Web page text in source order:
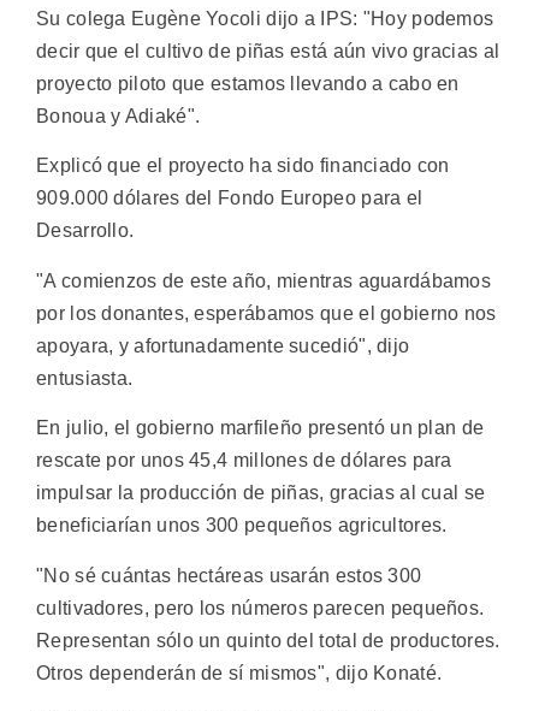
Su colega Eugène Yocoli dijo a IPS: "Hoy podemos
decir que el cultivo de piñas está aún vivo gracias al
proyecto piloto que estamos llevando a cabo en
Bonoua y Adiaké".
Explicó que el proyecto ha sido financiado con
909.000 dólares del Fondo Europeo para el
Desarrollo.
"A comienzos de este año, mientras aguardábamos
por los donantes, esperábamos que el gobierno nos
apoyara, y afortunadamente sucedió", dijo
entusiasta.
En julio, el gobierno marfileño presentó un plan de
rescate por unos 45,4 millones de dólares para
impulsar la producción de piñas, gracias al cual se
beneficiarían unos 300 pequeños agricultores.
"No sé cuántas hectáreas usarán estos 300
cultivadores, pero los números parecen pequeños.
Representan sólo un quinto del total de productores.
Otros dependerán de sí mismos", dijo Konaté.